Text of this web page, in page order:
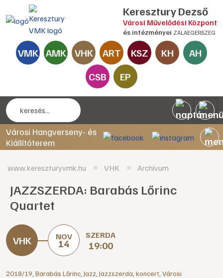
Keresztury Dezső
Városi Művelődési Központ
és intézményei ZALAEGERSZEG
VMK AMK VHK ART KSZ KH
AH
CSB
EP
Városi Hangverseny- és
Kiállítóterem
www.kereszturyvmk.hu VHK Archívum
JAZZSZERDA: Barabás Lőrinc
Quartet
NOV
14
SZERDA
19:00
2018/19 Barabás Lőrinc Jazz Jazzszerda koncert Városi